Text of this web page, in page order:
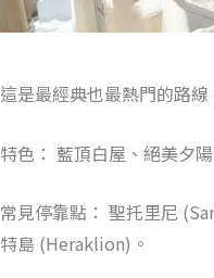
這是最經典也最熱門的路
特色： 藍頂白屋、絕美夕
常見停靠點： 聖托里尼
特島 (Heraklion)。